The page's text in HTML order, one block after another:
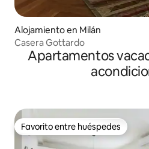
Alojamiento en Milán
Casera Gottardo
Apartamentos
Favorito entre huéspedes
Favorito entre huéspedes